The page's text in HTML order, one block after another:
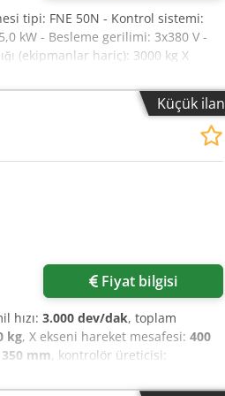
tipi: FNE 50N - Kontrol sistemi:
kW - Besleme gerilimi: 3x380 V -
(ekipmanlar hariç): 3000 kg X
500 kg Mil koniği: ISO 40 Aynı
Küçük ilan
Fiyat bilgisi
hızı: 3.000 dev/dak, toplam
kg, X ekseni hareket mesafesi: 400
350 mm, kontrolör üreticisi:
üretilmiştir. Maksimum 3000